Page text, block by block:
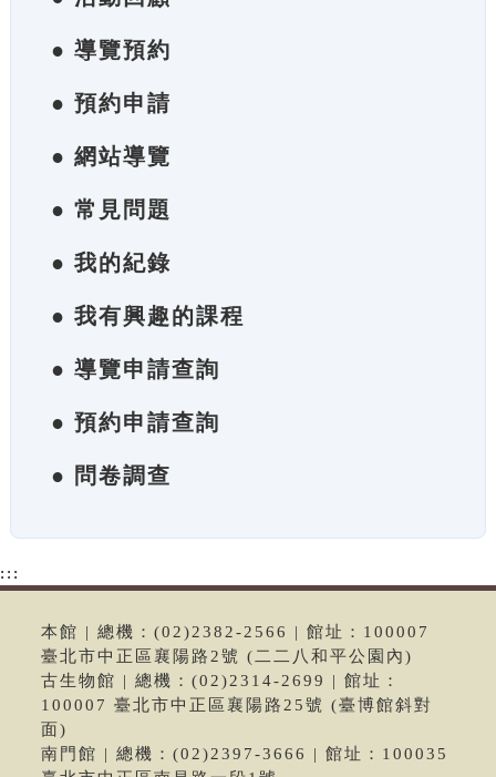
● 導覽預約
● 預約申請
● 網站導覽
● 常見問題
● 我的紀錄
● 我有興趣的課程
● 導覽申請查詢
● 預約申請查詢
● 問卷調查
:::
本館 | 總機：(02)2382-2566 | 館址：100007
臺北市中正區襄陽路2號 (二二八和平公園內)
古生物館 | 總機：(02)2314-2699 | 館址：
100007 臺北市中正區襄陽路25號 (臺博館斜對
面)
南門館 | 總機：(02)2397-3666 | 館址：100035